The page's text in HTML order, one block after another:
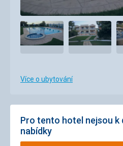
Více o ubytování
Pro tento hotel nejsou k
nabídky